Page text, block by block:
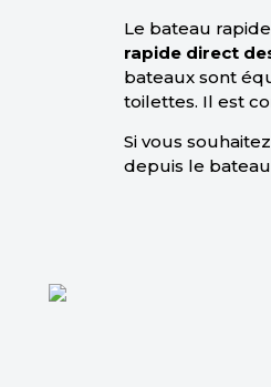
Le bateau
rapide direct
bateaux sont
toilettes. Il est
Si vous
depuis le